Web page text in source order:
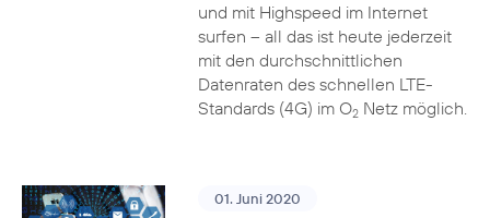
und mit Highspeed im Internet
surfen – all das ist heute jederzeit
mit den durchschnittlichen
Datenraten des schnellen LTE-
Standards (4G) im O2Netz möglich.
01. Juni 2020